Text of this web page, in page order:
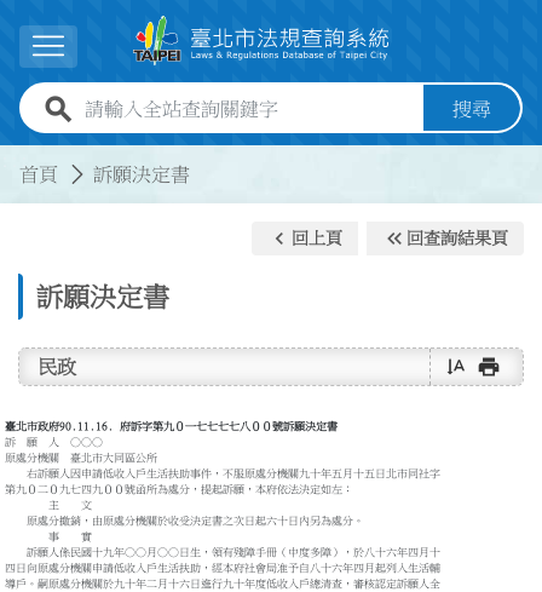
展開選單
全站查詢關鍵字欄位 搜尋
首頁 訴願決定書
訴願決定書
keyboard_arrow_left 回上頁 keyboard_double_arrow_left 回查詢結果頁
民政 text_rotate_vertical print
臺北市政府90.11.16. 府訴字第九０一七七七七八００號訴願決定書
訴 願 人 ○○○
原處分機關 臺北市大同區公所
右訴願人因申請低收入戶生活扶助事件，不服原處分機關九十年五月十五日北市同社字
第九０二０九七四九００號函所為處分，提起訴願，本府依法決定如左：
主 文
原處分撤銷，由原處分機關於收受決定書之次日起六十日內另為處分。
事 實
訴願人係民國十九年○○月○○日生，領有殘障手冊（中度多障），於八十六年四月十
四日向原處分機關申請低收入戶生活扶助，經本府社會局准予自八十六年四月起列入生活輔
導戶。嗣原處分機關於九十年二月十六日進行九十年度低收入戶總清查，審核認定訴願人全